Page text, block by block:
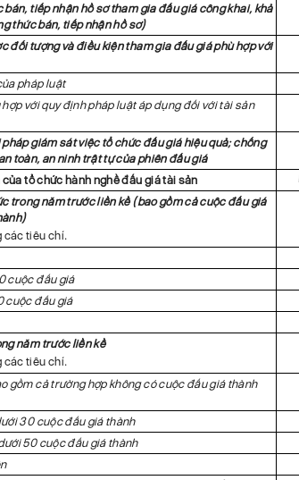
tiếp nhận hồ sơ tham gia đấu giá công khai, khả
thức bán, tiếp nhận hồ sơ)
đối tượng và điều kiện tham gia đấu giá phù hợp với
pháp luật
với quy định pháp luật áp dụng đối với tài sản
giám sát việc tổ chức đấu giá hiệu quả; chống
toàn, an ninh trật tự của phiên đấu giá
tổ chức hành nghề đấu giá tài sản
trong năm trước liền kề (bao gồm cả cuộc đấu giá
các tiêu chí.
cuộc đấu giá
cuộc đấu giá
năm trước liền kề
các tiêu chí.
gồm cả trường hợp không có cuộc đấu giá thành
30 cuộc đấu giá thành
50 cuộc đấu giá thành